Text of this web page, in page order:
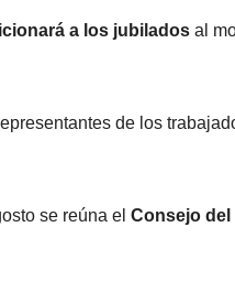
a los jubilados al
de los
se reúna el Consejo del